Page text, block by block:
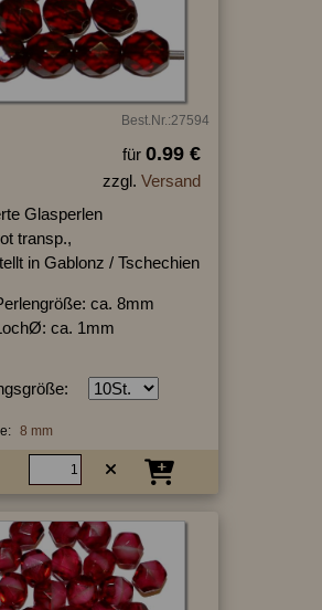
Best.Nr.:27594
für 0.99 €
zzgl. Versand
Glasperlen
transp.,
in Gablonz / Tschechien
ca. 8mm
ca. 1mm
8 mm